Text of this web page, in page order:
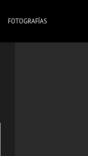
FOTOGRAFÍAS